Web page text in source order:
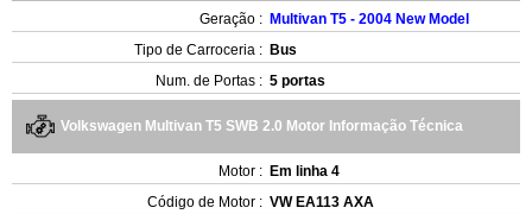
Geração : Multivan T5 - 2004 New Model
Tipo de Carroceria : Bus
Num. de Portas : 5 portas
Volkswagen Multivan T5 SWB 2.0 Motor Informação Técnica
Motor : Em linha 4
Código de Motor : VW EA113 AXA